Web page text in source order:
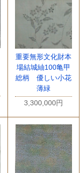
重要無形文化財本
場結城紬100亀甲
総柄 優しい小花
薄緑
3,300,000円